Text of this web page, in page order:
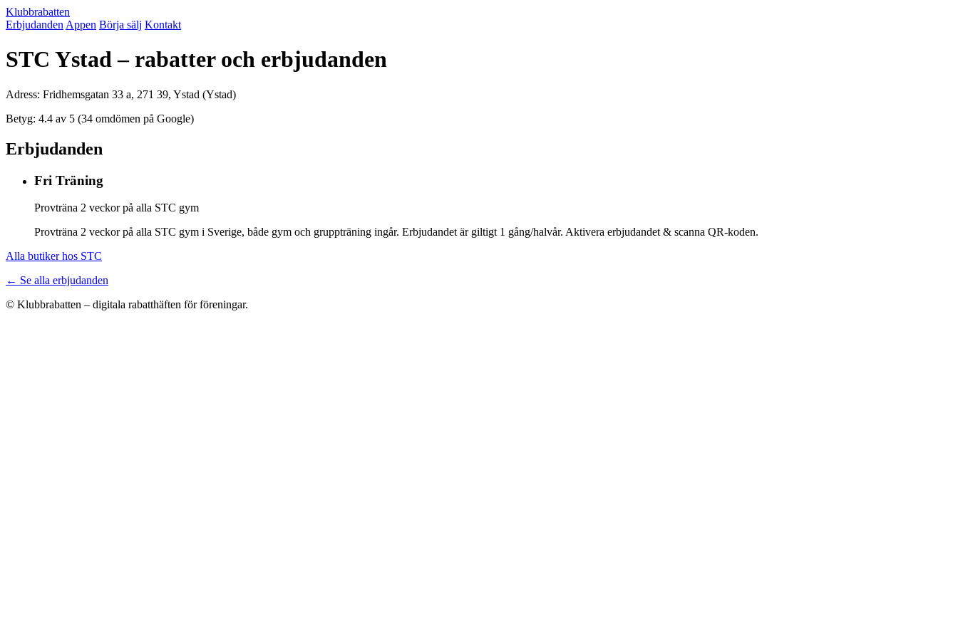
Klubbrabatten
Erbjudanden Appen Börja sälj Kontakt
STC Ystad – rabatter och erbjudanden
Adress: Fridhemsgatan 33 a, 271 39, Ystad (Ystad)
Betyg: 4.4 av 5 (34 omdömen på Google)
Erbjudanden
Fri Träning
Provträna 2 veckor på alla STC gym
Provträna 2 veckor på alla STC gym i Sverige, både gym och gruppträning ingår. Erbjudandet är giltigt 1 gång/halvår. Aktivera erbjudandet & scanna QR-koden.
Alla butiker hos STC
← Se alla erbjudanden
© Klubbrabatten – digitala rabatthäften för föreningar.